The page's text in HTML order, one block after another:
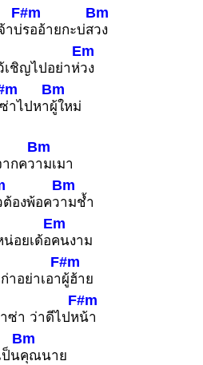
าบ่
F#m
รออ้ายกะบ่ส
Bm
วง
เชิญไปอย่าห่
Em
วง
ซ่าไปหา
Bm
ผู้ใหม่
กคว
Bm
ามเมา
ต้องพ้อคว
Bm
ามช้ำ
น่อยเด้อ
Em
คนงาม
ก่าอย่าเอา
F#m
ผู้ฮ้าย
ซ่า ว่าดีไปห
F#m
น้า
ป็น
Bm
คุณนาย